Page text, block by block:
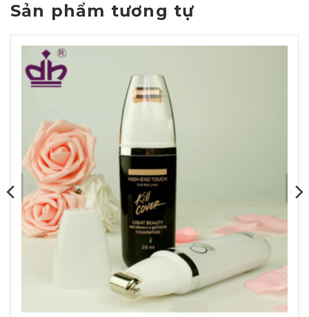
Sản phẩm tương tự